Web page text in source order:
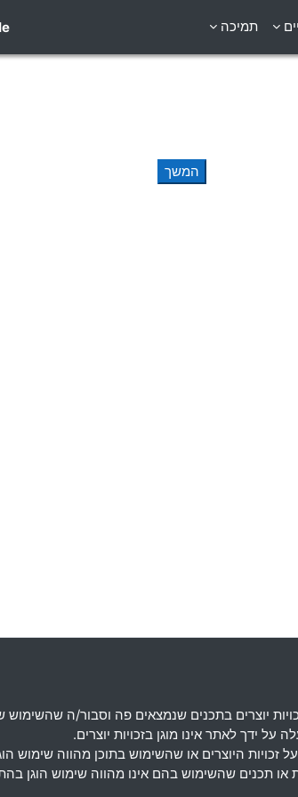
תמיכה
המשך
יוצרים בתכנים שנמצאים פה וסבור/ה שהשימוש
ידך לאתר אינו מוגן בזכויות יוצרים.
זכויות היוצרים או שהשימוש בתוכן מהווה שימוש
או תכנים שהשימוש בהם אינו מהווה שימוש